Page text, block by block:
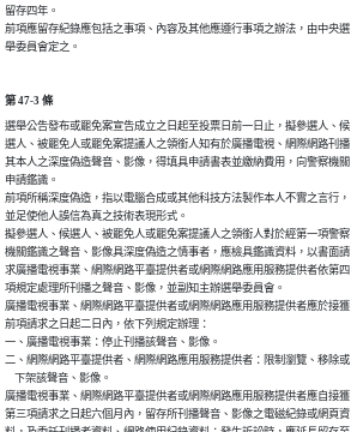
留存四年。
前項應留存紀錄應包括之事項、內容及其他應遵行事項之辦法，由中央選
舉委員會定之。
第 47-3 條
選舉公告發布或罷免案宣告成立之日起至投票日前一日止，擬參選人、候
選人、被罷免人或罷免案提議人之領銜人知有於廣播電視、網際網路刊播
其本人之深度偽造聲音、影像，得填具申請書表並繳納費用，向警察機關
申請鑑識。
前項所稱深度偽造，指以電腦合成或其他科技方法製作本人不實之言行，
並足使他人誤信為真之技術表現形式。
擬參選人、候選人、被罷免人或罷免案提議人之領銜人對於經第一項警察
機關鑑識之聲音、影像具深度偽造之情事者，應檢具鑑識資料，以書面請
求廣播電視事業、網際網路平臺提供者或網際網路應用服務提供者依第四
項規定處理所刊播之聲音、影像，並副知主辦選舉委員會。
廣播電視事業、網際網路平臺提供者或網際網路應用服務提供者應於接獲
前項請求之日起二日內，依下列規定辦理：
一、廣播電視事業：停止刊播該聲音、影像。
二、網際網路平臺提供者、網際網路應用服務提供者：限制瀏覽、移除或
    下架該聲音、影像。
廣播電視事業、網際網路平臺提供者或網際網路應用服務提供者應自接獲
第三項請求之日起六個月內，留存所刊播聲音、影像之電磁紀錄或網頁資